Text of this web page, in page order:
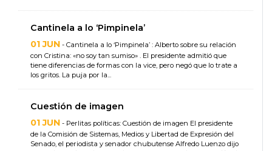
Cantinela a lo ‘Pimpinela’
01 JUN - Cantinela a lo ‘Pimpinela’ : Alberto sobre su relación
con Cristina: «no soy tan sumiso» . El presidente admitió que
tiene diferencias de formas con la vice, pero negó que lo trate a
los gritos. La puja por la...
Cuestión de imagen
01 JUN - Perlitas políticas: Cuestión de imagen El presidente
de la Comisión de Sistemas, Medios y Libertad de Expresión del
Senado, el periodista y senador chubutense Alfredo Luenzo dijo